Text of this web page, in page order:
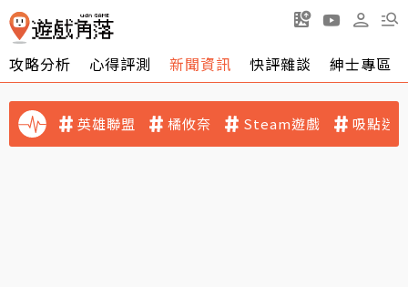
攻略分析 心得評測 新聞資訊 快評雜談 紳士專區
英雄聯盟 橘攸奈 Steam遊戲 吸點迷